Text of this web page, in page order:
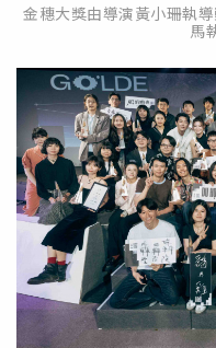
金穗大獎由導演黃小珊執
馬